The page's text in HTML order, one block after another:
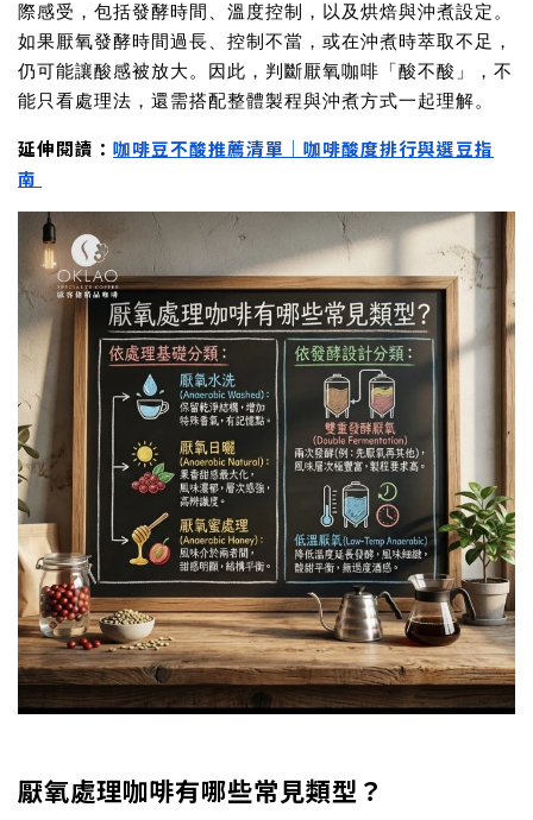
際感受，包括發酵時間、溫度控制，以及烘焙與沖煮設定。
如果厭氧發酵時間過長、控制不當，或在沖煮時萃取不足，
仍可能讓酸感被放大。因此，判斷厭氧咖啡「酸不酸」，不
能只看處理法，還需搭配整體製程與沖煮方式一起理解。
延伸閱讀： 咖啡豆不酸推薦清單｜咖啡酸度排行與選豆指
南
厭氧處理咖啡有哪些常見類型？